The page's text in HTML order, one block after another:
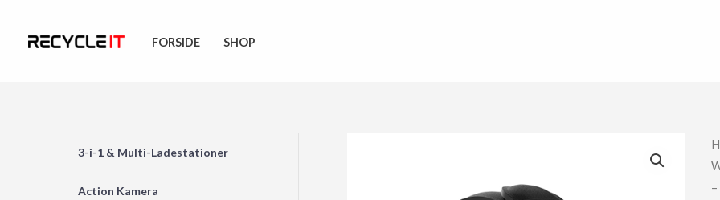
FORSIDE SHOP
3-i-1 & Multi-Ladestationer
Action Kamera